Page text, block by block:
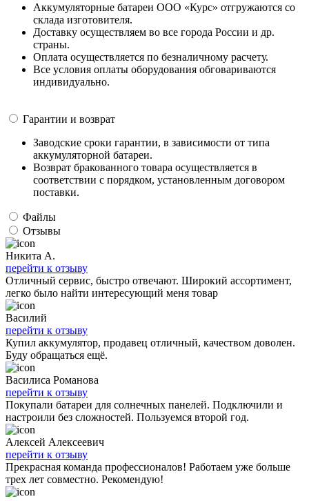
Аккумуляторные батареи ООО «Курс» отгружаются со
склада изготовителя.
Доставку осуществляем во все города России и др.
страны.
Оплата осуществляется по безналичному расчету.
Все условия оплаты оборудования обговариваются
индивидуально.
Гарантии и возврат
Заводские сроки гарантии, в зависимости от типа
аккумуляторной батареи.
Возврат бракованного товара осуществляется в
соответствии с порядком, установленным договором
поставки.
Файлы
Отзывы
Никита А.
перейти к отзыву
Отличный сервис, быстро отвечают. Широкий ассортимент,
легко было найти интересующий меня товар
Василий
перейти к отзыву
Купил аккумулятор, продавец отличный, качеством доволен.
Буду обращаться ещё.
Василиса Романова
перейти к отзыву
Покупали батареи для солнечных панелей. Подключили и
настроили без сложностей. Пользуемся второй год.
Алексей Алексеевич
перейти к отзыву
Прекрасная команда профессионалов! Работаем уже больше
трех лет совместно. Рекомендую!